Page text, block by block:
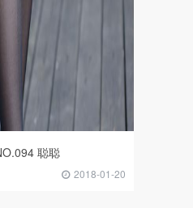
聪聪
2018-01-20